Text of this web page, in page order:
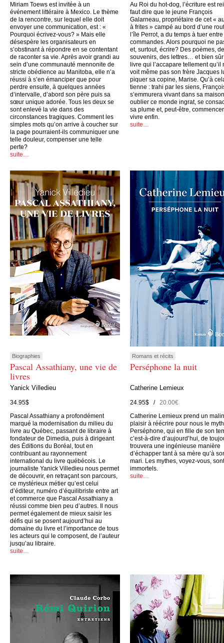
Miriam Toews est invitée à un
événement littéraire à Mexico. Le thème
de la rencontre, sur lequel elle doit
envoyer une communication, est : «
Pourquoi écrivez-vous? » Mais elle
désespère les organisateurs en
s’obstinant à répondre en se contentant
de raconter sa vie. Après avoir grandi au
sein d’une communauté mennonite de
stricte obédience au Manitoba, elle n’a
réussi à s’en émanciper que pour
perdre ensuite, à quelques années
d’intervalle, d’abord son père puis sa
sœur unique adorée. Tous les deux se
sont enlevé la vie dans des
circonstances tragiques. Comment les
simples mots qu’on arrive à coucher sur
la page pourraient-ils communiquer une
telle douleur, compenser une telle
perte?
suite…
Au Roi du hot-dog, l’écriture est
faut dire que le jeune François
Galarneau, propriétaire de cet «
à frites » campé au bord d’une
l’île Perrot, a du temps à tuer
commandes. Alors pourquoi ne
et, surtout, écrire? Des poèmes,
souvenirs, des lettres… et bien
livre qui l’accapare tellement qu’il
voit même pas son frère Jacques
piquer sa copine, Marise. Qu’à
tienne : trahi par les siens,
s’emmurera vivant dans sa
oublier ce monde ingrat, se
sa plume et, peut-être,
vivre enfin.
suite…
Biographies
Pascal Assathiany, une vie de
livres
Yanick Villedieu
34.95$
Pascal Assathiany a profondément
marqué la modernisation du milieu du
livre au Québec, passant de libraire à
fondateur de Dimedia, puis à dirigeant
des Éditions du Boréal, tout en
contribuant au rayonnement
international du livre québécois. Le
journaliste Yanick Villedieu nous permet
de découvrir, en retraçant son parcours,
ce mystérieux métier qu’est celui
d’éditeur, numéro d’équilibriste entre art
et commerce que Pascal Assathiany a
réussi comme bien peu d’autres. Il nous
permet également de mieux saisir les
défis qui se posent aujourd’hui au
domaine du livre et l’importance de tous
les acteurs qui le composent, de l’auteur
jusqu’au libraire.
suite…
Romans et récits
Perséphone la nuit
Catherine Lemieux
24.95$ /20.00€
Catherine Lemieux prend un malin
plaisir à réécrire pour nous le
Perséphone, qui en fille de son
c’est-à-dire d’aujourd’hui, de
trouvera une ingénieuse manière
d’échapper tant à sa mère qu’à
mari. Les mythes, voyez-vous, sont
immortels.
suite…